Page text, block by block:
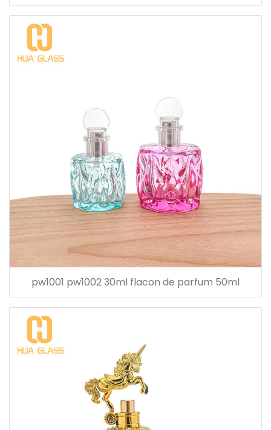
pw1001 pw1002 30ml flacon de parfum 50ml